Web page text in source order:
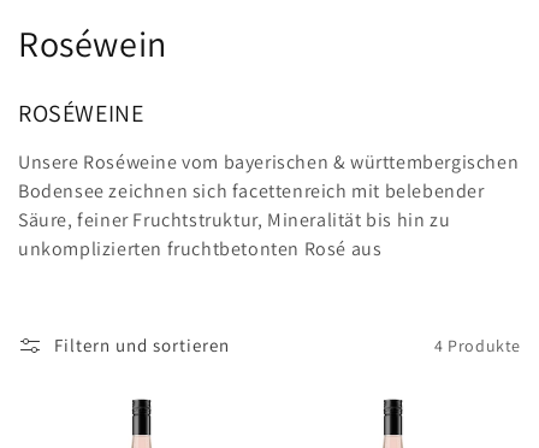
K
t
e
g
Roséwein
ROSÉWEINE
Unsere Roséweine vom bayerischen & württembergischen
Bodensee zeichnen sich facettenreich mit belebender
Säure, feiner Fruchtstruktur, Mineralität bis hin zu
unkomplizierten fruchtbetonten Rosé aus
Filtern und sortieren 4 Produkte